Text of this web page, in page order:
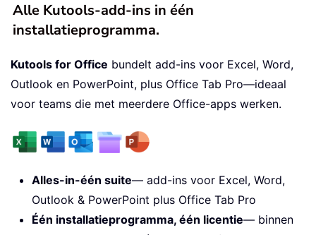
Alle Kutools-add-ins in één
installatieprogramma.
Kutools for Office bundelt add-ins voor Excel, Word,
Outlook en PowerPoint, plus Office Tab Pro—ideaal
voor teams die met meerdere Office-apps werken.
Alles-in-één suite— add-ins voor Excel, Word,
Outlook & PowerPoint plus Office Tab Pro
Één installatieprogramma, één licentie— binnen